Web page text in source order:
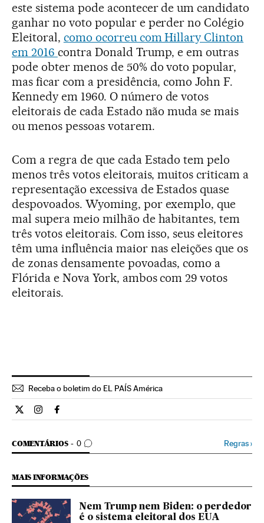
este sistema pode acontecer de um candidato
ganhar no voto popular e perder no Colégio
Eleitoral, como ocorreu com Hillary Clinton
em 2016 contra Donald Trump, e em outras
pode obter menos de 50% do voto popular,
mas ficar com a presidência, como John F.
Kennedy em 1960. O número de votos
eleitorais de cada Estado não muda se mais
ou menos pessoas votarem.
Com a regra de que cada Estado tem pelo
menos três votos eleitorais, muitos criticam a
representação excessiva de Estados quase
despovoados. Wyoming, por exemplo, que
mal supera meio milhão de habitantes, tem
três votos eleitorais. Com isso, seus eleitores
têm uma influência maior nas eleições que os
de zonas densamente povoadas, como a
Flórida e Nova York, ambos com 29 votos
eleitorais.
Receba o boletim do EL PAÍS América
Internacional El País Brasil en Twitter
Internacional El País Brasil en Instagram
Internacional El País Brasil en Facebook
COMENTÁRIOS 0
COMENTÁRIOS Regras›
MAIS INFORMAÇÕES
Nem Trump nem Biden: o perdedor
é o sistema eleitoral dos EUA